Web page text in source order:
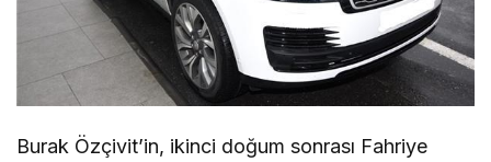
Burak Özçivit’in, ikinci doğum sonrası Fahriye